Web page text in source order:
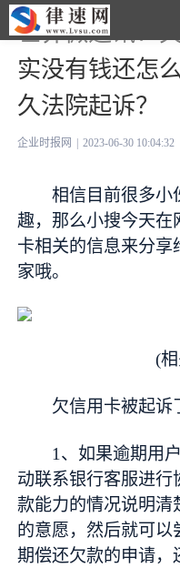
世界微速讯：
实没有钱还怎
久法院起诉？
企业时报网 2023-06-30 10:04:32
相信目前很多小
趣，那么小搜今天在
卡相关的信息来分享
家哦。
(
欠信用卡被起诉
1、如果逾期用
动联系银行客服进行
款能力的情况说明清
的意愿，然后就可以
期偿还欠款的申请，